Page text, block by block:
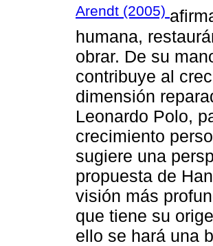
Arendt (2005)
humana,
obrar. De su
contribuye al
dimensión
Leonardo Polo,
crecimiento
sugiere una
propuesta de
visión más
que tiene su
ello se hará una